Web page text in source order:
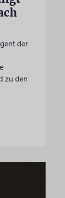
der
zu den